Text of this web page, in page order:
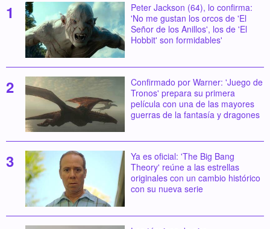
Peter Jackson (64), lo confirma:
'No me gustan los orcos de 'El
Señor de los Anillos', los de 'El
Hobbit' son formidables'
Confirmado por Warner: 'Juego de
Tronos' prepara su primera
película con una de las mayores
guerras de la fantasía y dragones
Ya es oficial: 'The Big Bang
Theory' reúne a las estrellas
originales con un cambio histórico
con su nueva serie